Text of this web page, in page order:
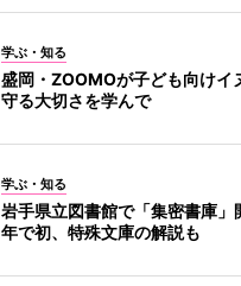
学ぶ・知る
盛岡・ZOOMOが子ども向け
守る大切さを学んで
学ぶ・知る
岩手県立図書館で「集密書庫
年で初、特殊文庫の解説も